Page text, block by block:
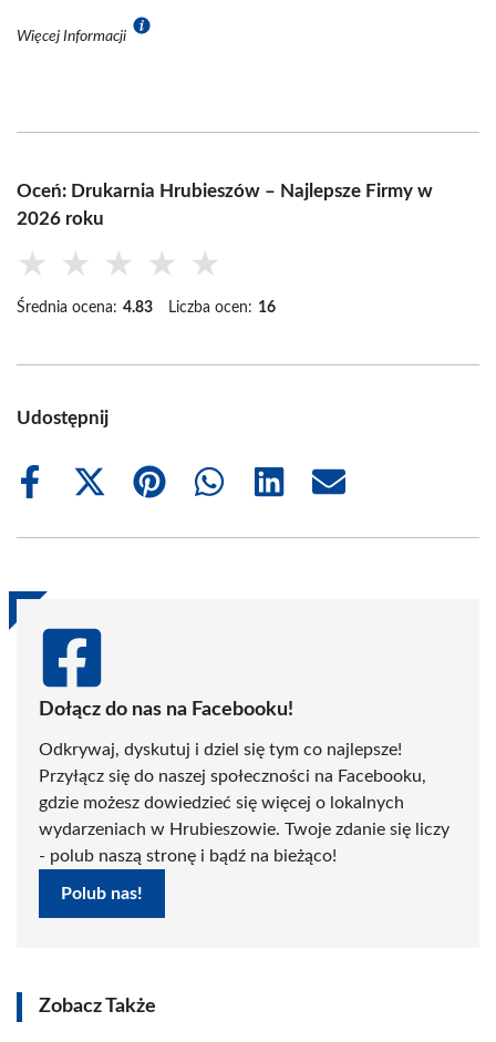
Więcej Informacji
Oceń: Drukarnia Hrubieszów – Najlepsze Firmy w
2026 roku
★ ★ ★ ★ ★
Średnia ocena: 4.83 Liczba ocen: 16
Udostępnij
Share
Share
(Twitter)
Share
Share
Share
Share
Dołącz do nas na Facebooku!
Odkrywaj, dyskutuj i dziel się tym co najlepsze!
Przyłącz się do naszej społeczności na Facebooku,
gdzie możesz dowiedzieć się więcej o lokalnych
wydarzeniach w Hrubieszowie. Twoje zdanie się liczy
- polub naszą stronę i bądź na bieżąco!
Polub nas!
Zobacz Także